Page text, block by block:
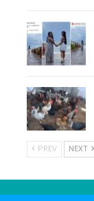
PREV NEXT